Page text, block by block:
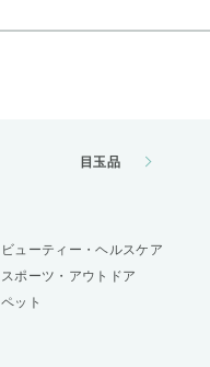
目玉品
ビューティー・ヘルスケア
スポーツ・アウトドア
ペット